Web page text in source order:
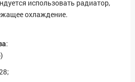
использовать радиатор,
охлаждение.
: